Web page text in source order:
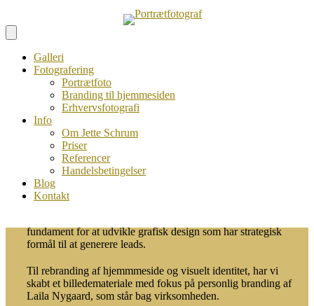
Galleri
Fotografering
Portrætfoto
Branding til hjemmesiden
Erhvervsfotografi
Info
Om Jette Schrum
Priser
Referencer
Handelsbetingelser
Blog
Kontakt
NYGAARD
Brandingfotos fotograferet i både studie og på
location
Nygaard Grafisk Design
Nygaard Grafisk hjælper små og store virksomheder med
udvikling af visuelle identiteter, kampagne materialer og
fundament for at udvikle grafisk design som har strategisk
formål til at generere leads.
Til rebranding af hjemmmeside og visuelt identitet, har vi
skabt et billedemateriale med fokus på personlig branding af
Laila Nygaard, som står bag virksomheden.